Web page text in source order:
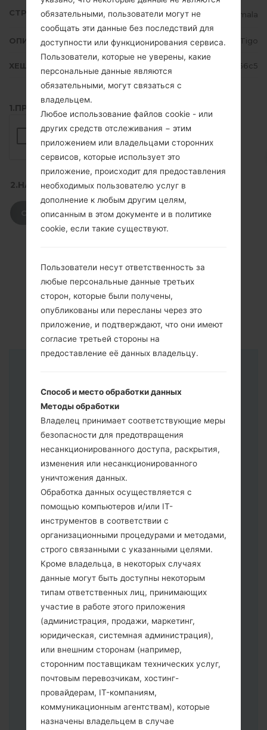
СТРАНА Guatemala
ОПИСАНИЕ Tigo
ХЕШ 2934cc653d4cf85fbe8090f99e156c5
1.ПРОВЕРИТЬ НАЛИЧИЕ RECAPTCHA
2.НАЖМИТЕ, ЧТОБЫ СКАЧАТЬ
СКАЧАТЬ
Скачайте на свой ПК:Odin 3.
Далее загрузите и распакуйте файл
прошивки.
Вам необходимо 1 (Выбрать 1 файл
прошивки здесь) или 5 (Выбрать 5
файл прошивки здесь) файлов для
прошивки:
AP: "System & Recovery"
CP: "Modem & Radio"
CSC _ ***: "Country & Region & Operator"
HOME_CSC _ ***: "Country & Region &
Operator"
обязательными, пользователи могут не
сообщать эти данные без последствий для
доступности или функционирования сервиса.
Пользователи, которые не уверены, какие
персональные данные являются
обязательными, могут связаться с
владельцем.
Любое использование файлов cookie - или
других средств отслеживания − этим
приложением или владельцами сторонних
сервисов, которые использует это
приложение, происходит для предоставления
необходимых пользователю услуг в
дополнение к любым другим целям,
описанным в этом документе и в политике
cookie, если такие существуют.
Пользователи несут ответственность за
любые персональные данные третьих
сторон, которые были получены,
опубликованы или пересланы через это
приложение, и подтверждают, что они имеют
согласие третьей стороны на
предоставление её данных владельцу.
Способ и место обработки данных
Методы обработки
Владелец принимает соответствующие меры
безопасности для предотвращения
несанкционированного доступа, раскрытия,
изменения или несанкционированного
уничтожения данных.
Обработка данных осуществляется с
помощью компьютеров и/или IT-
инструментов в соответствии с
организационными процедурами и методами,
строго связанными с указанными целями.
Кроме владельца, в некоторых случаях
данные могут быть доступны некоторым
типам ответственных лиц, принимающих
участие в работе этого приложения
(администрация, продажи, маркетинг,
юридическая, системная администрация),
или внешним сторонам (например,
сторонним поставщикам технических услуг,
почтовым перевозчикам, хостинг-
провайдерам, IT-компаниям,
коммуникационным агентствам), которые
назначены владельцем в случае